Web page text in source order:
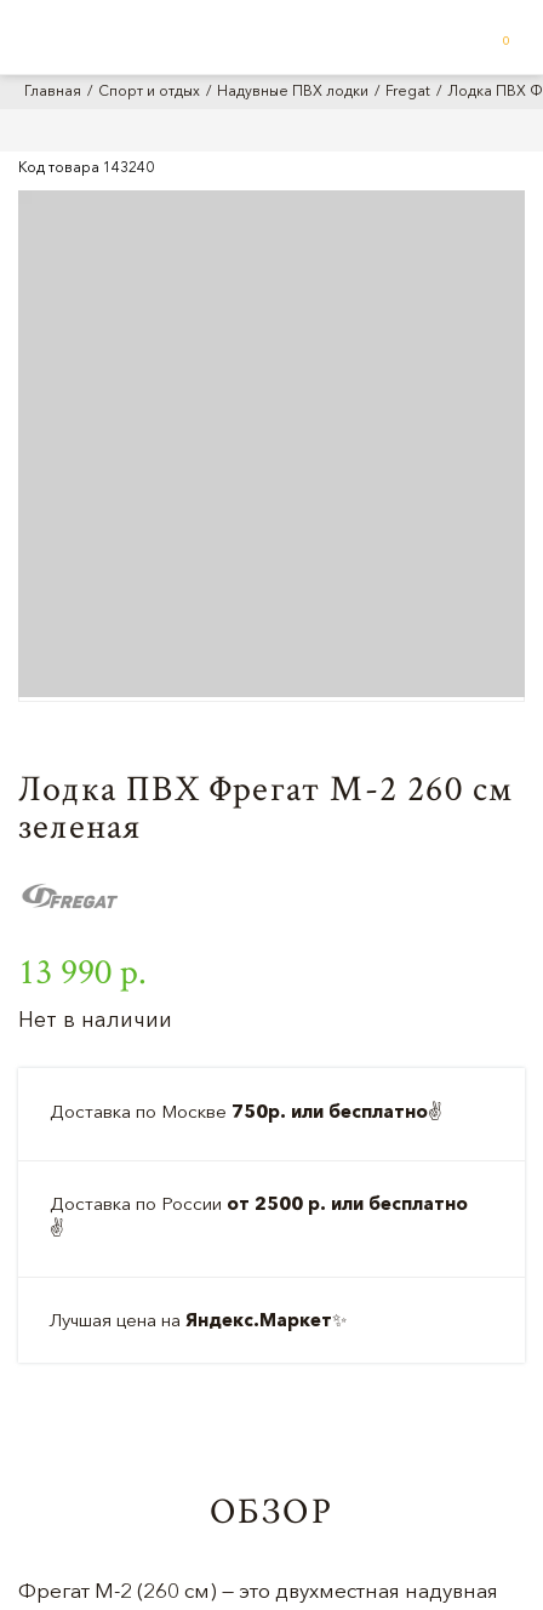
0
Главная Спорт и отдых Надувные ПВХ лодки Fregat Лодка ПВХ
Код товара 143240
Лодка ПВХ Фрегат М-2 260 см
зеленая
13 990 р.
Нет в наличии
Доставка по Москве 750р. или бесплатно✌️
Доставка по России от 2500 р. или бесплатно
✌️
Лучшая цена на Яндекс.Маркет✨
ОБЗОР
Фрегат М-2 (260 см) — это двухместная надувная